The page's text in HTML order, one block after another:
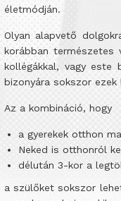
életmódján.
Olyan alapvető
korábban természetes
kollégákkal, vagy este
bizonyára sokszor
Az a kombináció, hogy
a gyerekek otthon
Neked is otthonról
délután 3-kor a
a szülőket sokszor